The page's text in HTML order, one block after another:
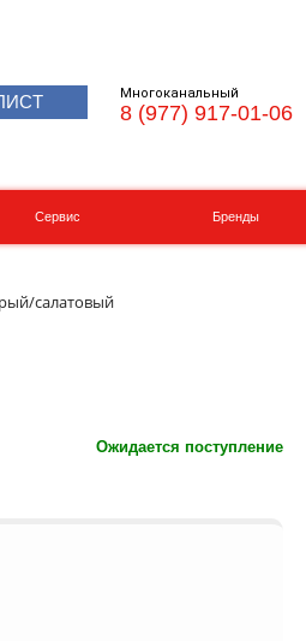
Многоканальный
8 (977) 917-01-06
Сервис Бренды
салатовый
Ожидается поступление